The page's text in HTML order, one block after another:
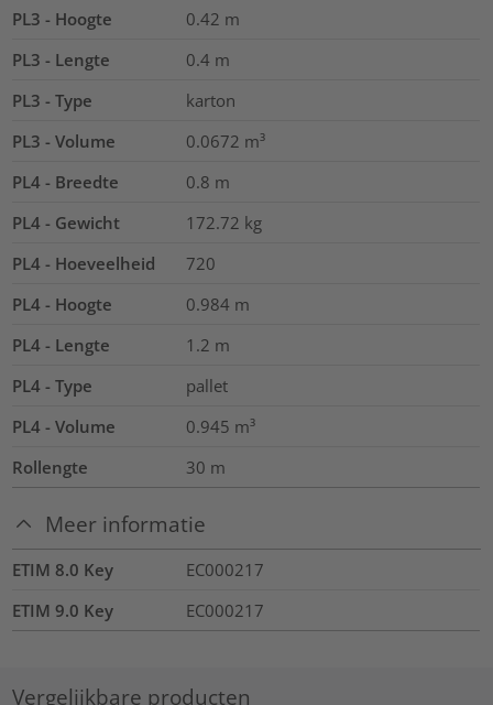
PL3 - Hoogte
0.42 m
PL3 - Lengte
0.4 m
PL3 - Type
karton
PL3 - Volume
0.0672 m³
PL4 - Breedte
0.8 m
PL4 - Gewicht
172.72 kg
PL4 - Hoeveelheid
720
PL4 - Hoogte
0.984 m
PL4 - Lengte
1.2 m
PL4 - Type
pallet
PL4 - Volume
0.945 m³
Rollengte
30 m
Meer informatie
ETIM 8.0 Key
EC000217
ETIM 9.0 Key
EC000217
Vergelijkbare producten